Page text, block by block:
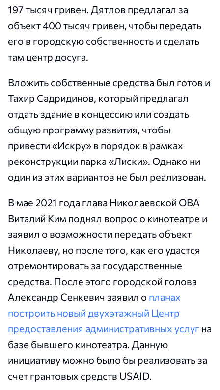
197 тысяч гривен. Дятлов предлагал за
объект 400 тысяч гривен, чтобы передать
его в городскую собственность и сделать
там центр досуга.
Вложить собственные средства был готов и
Тахир Садридинов, который предлагал
отдать здание в концессию или создать
общую программу развития, чтобы
привести «Искру» в порядок в рамках
реконструкции парка «Лиски». Однако ни
один из этих вариантов не был реализован.
В мае 2021 года глава Николаевской ОВА
Виталий Ким поднял вопрос о кинотеатре и
заявил о возможности передать объект
Николаеву, но после того, как его удастся
отремонтировать за государственные
средства. После этого городской голова
Александр Сенкевич заявил о планах
построить новый двухэтажный Центр
предоставления административных услуг на
базе бывшего кинотеатра. Данную
инициативу можно было бы реализовать за
счет грантовых средств USAID.